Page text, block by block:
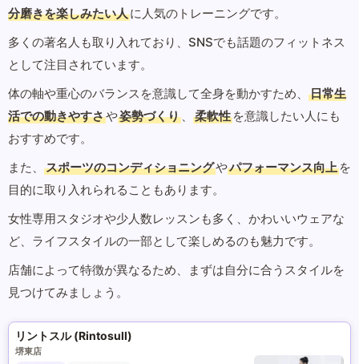
分磨きを楽しみたい人に人気のトレーニングです。
多くの著名人も取り入れており、SNSでも話題のフィットネス
として注目されています。
体の軸や重心のバランスを意識して全身を動かすため、
日常生
活での動きやすさや姿勢づくり 、 柔軟性 を意識したい人にも
おすすめです。
また、
スポーツのコンディショニングやパフォーマンス向上 を
目的に取り入れられることもあります。
女性専用スタジオや少人数レッスンも多く、かわいいウェアな
ど、ライフスタイルの一部として楽しめるのも魅力です。
店舗によって特徴が異なるため、まずは自分に合うスタイルを
見つけてみましょう。
リントスル (Rintosull)
堺東店